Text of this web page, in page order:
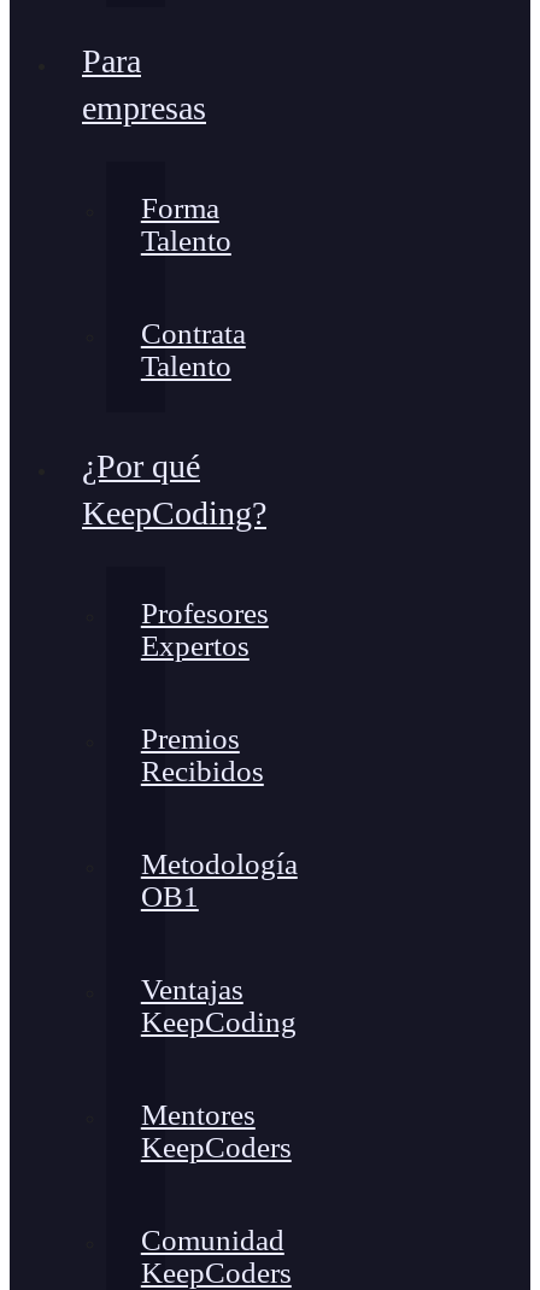
Para
empresas
Forma
Talento
Contrata
Talento
¿Por qué
KeepCoding?
Profesores
Expertos
Premios
Recibidos
Metodología
OB1
Ventajas
KeepCoding
Mentores
KeepCoders
Comunidad
KeepCoders